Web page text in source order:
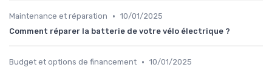
Maintenance et réparation • 10/01/2025
Comment réparer la batterie de votre vélo électrique ?
Budget et options de financement • 10/01/2025